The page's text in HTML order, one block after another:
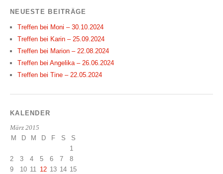
NEUESTE BEITRÄGE
Treffen bei Moni – 30.10.2024
Treffen bei Karin – 25.09.2024
Treffen bei Marion – 22.08.2024
Treffen bei Angelika – 26.06.2024
Treffen bei Tine – 22.05.2024
KALENDER
März 2015
M D M D F S
S
1
2
3 4 5 6 7
8
9
10 11 12 13 14 15